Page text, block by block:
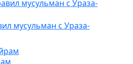
мусульман с Ураза-